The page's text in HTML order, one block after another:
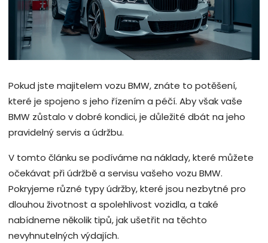
Pokud jste majitelem vozu BMW, znáte to potěšení,
které je spojeno s jeho řízením a péčí. Aby však vaše
BMW zůstalo v dobré kondici, je důležité dbát na jeho
pravidelný servis a údržbu.
V tomto článku se podíváme na náklady, které můžete
očekávat při údržbě a servisu vašeho vozu BMW.
Pokryjeme různé typy údržby, které jsou nezbytné pro
dlouhou životnost a spolehlivost vozidla, a také
nabídneme několik tipů, jak ušetřit na těchto
nevyhnutelných výdajích.